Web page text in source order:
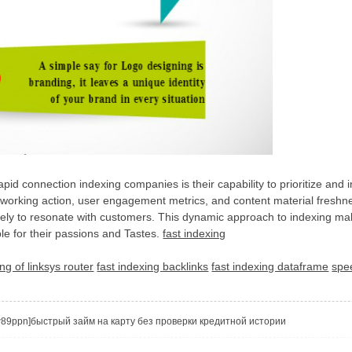
connection indexing companies is their capability to prioritize
action, user engagement metrics, and content material
to resonate with customers. This dynamic approach to indexing
for their passions and Tastes.fast indexing
of linksys router fast indexing backlinks fast indexing dataframe
займ на карту без проверки кредитной истории